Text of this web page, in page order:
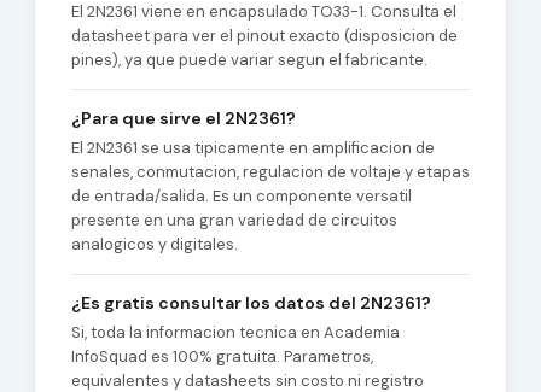
El 2N2361 viene en encapsulado TO33-1. Consulta el
datasheet para ver el pinout exacto (disposicion de
pines), ya que puede variar segun el fabricante.
¿Para que sirve el 2N2361?
El 2N2361 se usa tipicamente en amplificacion de
senales, conmutacion, regulacion de voltaje y etapas
de entrada/salida. Es un componente versatil
presente en una gran variedad de circuitos
analogicos y digitales.
¿Es gratis consultar los datos del 2N2361?
Si, toda la informacion tecnica en Academia
InfoSquad es 100% gratuita. Parametros,
equivalentes y datasheets sin costo ni registro